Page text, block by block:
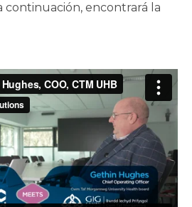
continuación, encontrará la